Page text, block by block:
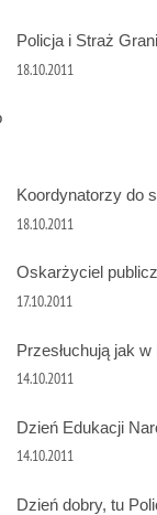
Policja i Straż
18.10.2011
Koordynatorzy do
18.10.2011
Oskarżyciel
17.10.2011
Przesłuchują jak w
14.10.2011
Dzień Edukacji
14.10.2011
Dzień dobry, tu